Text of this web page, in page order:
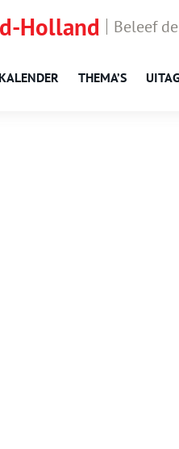
Holland Beleef
KALENDER THEMA’S